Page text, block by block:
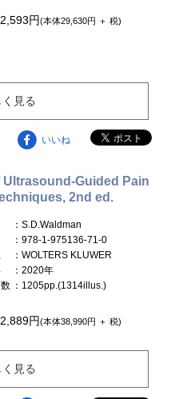
円(本体29,630円 ＋ 税)
見る
いいね
Guided Pain
2nd ed.
：S.D.Waldman
：978-1-975136-71-0
：WOLTERS KLUWER
：2020年
：1205pp.(1314illus.)
円(本体38,990円 ＋ 税)
見る